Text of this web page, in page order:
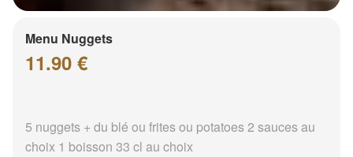
Menu Nuggets
11.90 €
5 nuggets + du blé ou frites ou potatoes 2 sauces au
choix 1 boisson 33 cl au choix